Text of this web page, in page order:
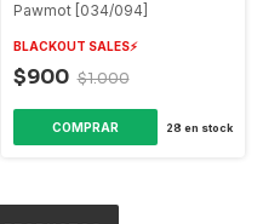
Pawmot [034/094]
BLACKOUT SALES⚡️
$900 $1.000
COMPRAR 28 en stock